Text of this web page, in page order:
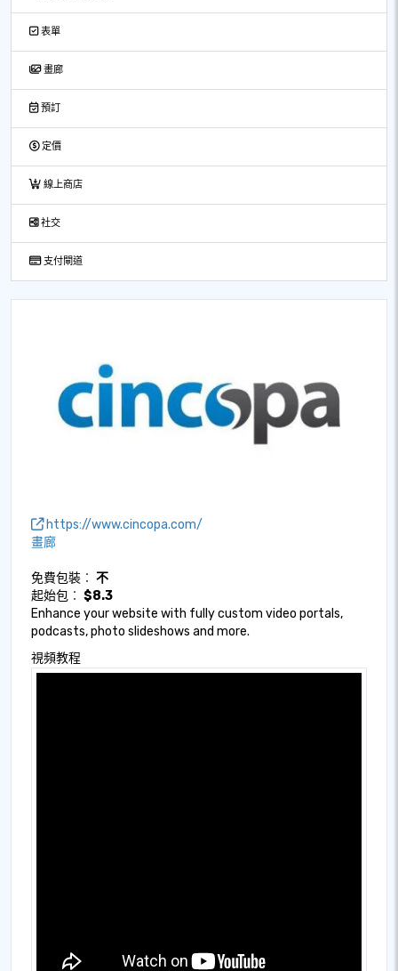
表單
畫廊
預訂
定價
線上商店
社交
支付閘道
https://www.cincopa.com/
畫廊
免費包裝︰ 不
起始包︰ $8.3
Enhance your website with fully custom video portals,
podcasts, photo slideshows and more.
視頻教程